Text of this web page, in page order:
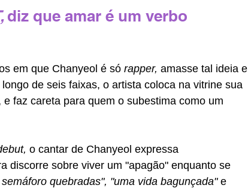
diz que amar é um verbo
em que Chanyeol é só rapper, amasse tal ideia e
longo de seis faixas, o artista coloca na vitrine sua
faz careta para quem o subestima como um
o cantar de Chanyeol expressa
discorre sobre viver um "apagão" enquanto se
quebradas", "uma vida bagunçada" e